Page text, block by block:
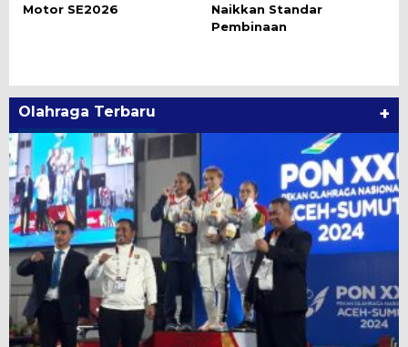
Motor SE2026
Naikkan Standar
Pembinaan
Olahraga Terbaru +